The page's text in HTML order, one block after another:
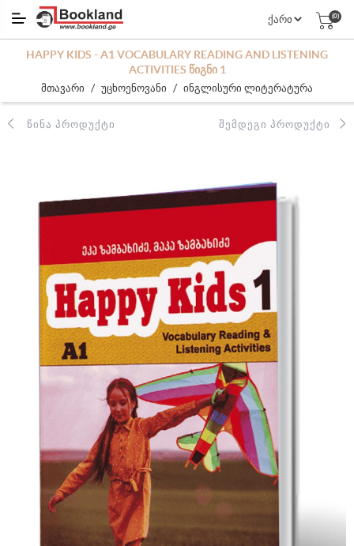
(0)
HAPPY KIDS - A1 VOCABULARY READING AND LISTENING
ACTIVITIES ᲬᲘᲒᲜᲘ 1
მთავარი / უცხოენოვანი / ინგლისური ლიტერატურა
ᲬᲘᲜᲐ ᲞᲠᲝᲓᲣᲥᲢᲘ ᲨᲔᲛᲓᲔᲒᲘ ᲞᲠᲝᲓᲣᲥᲢᲘ